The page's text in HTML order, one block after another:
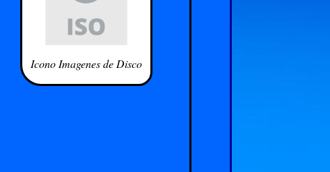
Icono Imagenes de Disco